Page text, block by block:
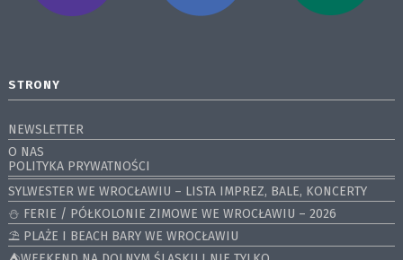
STRONY
NEWSLETTER
O NAS
POLITYKA PRYWATNOŚCI
SYLWESTER WE WROCŁAWIU – LISTA IMPREZ, BALE, KONCERTY
⛄️ FERIE / PÓŁKOLONIE ZIMOWE WE WROCŁAWIU – 2026
⛱️ PLAŻE I BEACH BARY WE WROCŁAWIU